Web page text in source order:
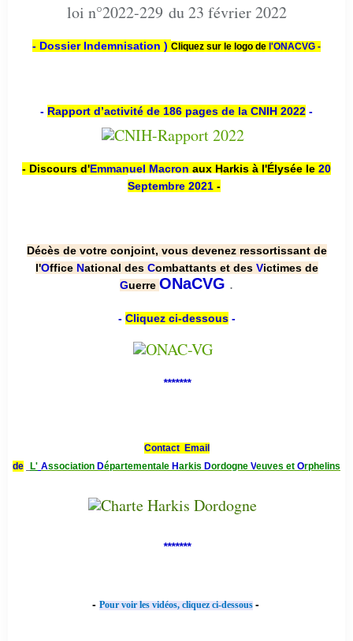
loi n°2022-229 du 23 février 2022
- Dossier Indemnisation ) Cliquez sur le logo de l'ONACVG -
- Rapport d’activité de 186 pages de la CNIH 2022 -
- Discours d'Emmanuel Macron aux Harkis à l'Élysée le 20
Septembre 2021 -
Décès de votre conjoint, vous devenez ressortissant de
l'Office National des Combattants et des Victimes de
Guerre ONaCVG .
- Cliquez ci-dessous-
*******
Contact Email
de
L' Association Départementale Harkis Dordogne Veuves et Orphelins
*******
- Pour voir les vidéos, cliquez ci-dessous -